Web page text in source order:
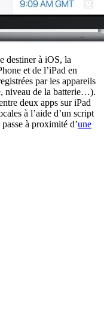
destiner à iOS, la
et de l’iPad en
par les appareils
niveau de la batterie…).
deux apps sur iPad
à l’aide d’un script
à proximité d’une